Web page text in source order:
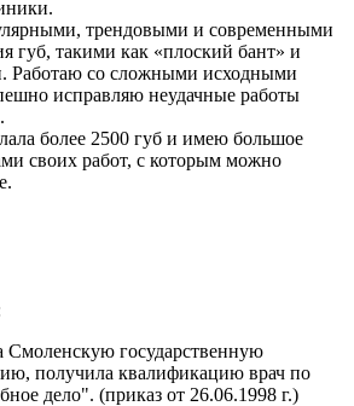
трендовыми и современными
губ, такими как «плоский бант» и
Работаю со сложными исходными
исправляю неудачные работы
более 2500 губ и имею большое
своих работ, с которым можно
Смоленскую государственную
получила квалификацию врач по
дело". (приказ от 26.06.1998 г.)